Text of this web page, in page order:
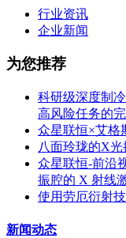
行业资讯
企业新闻
为您推荐
科研级深度制
高风险任务的
众星联恒×艾格
八面玲珑的X
众星联恒-前沿
振腔的 X 射线
使用劳厄衍射
新闻动态